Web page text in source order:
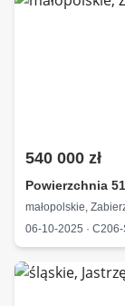
540 000 zł
Powierzchnia
małopolskie,
06-10-2025 ·